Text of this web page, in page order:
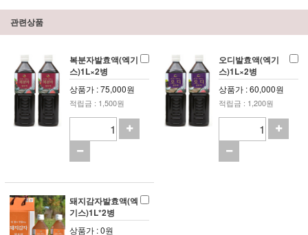
관련상품
복분자발효액(엑기
스)1L×2병
상품가 : 75,000원
적립금 : 1,500원
오디발효액(엑기
스)1L×2병
상품가 : 60,000원
적립금 : 1,200원
돼지감자발효액(엑
기스)1L*2병
상품가 : 0원